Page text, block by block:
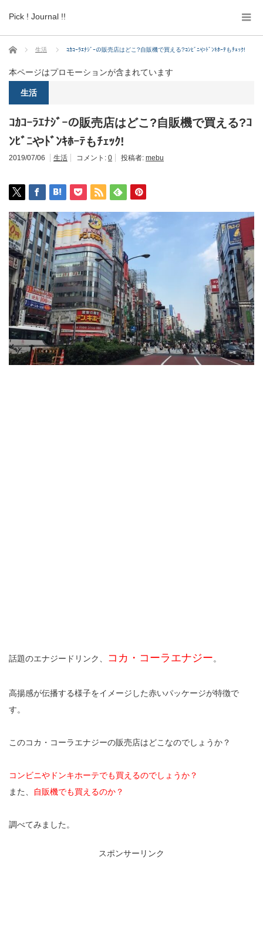
Pick ! Journal !!
ホーム 生活 ｺｶｺｰﾗｴﾅｼﾞｰの販売店はどこ?自販機で買える?ｺﾝﾋﾞﾆやﾄﾞﾝｷﾎｰﾃもﾁｪｯｸ!
本ページはプロモーションが含まれています
生活
ｺｶｺｰﾗｴﾅｼﾞｰの販売店はどこ?自販機で買える?ｺ
ﾝﾋﾞﾆやﾄﾞﾝｷﾎｰﾃもﾁｪｯｸ!
2019/07/06 生活 コメント: 0 投稿者: mebu
話題のエナジードリンク、 コカ・コーラエナジー。
高揚感が伝播する様子をイメージした赤いパッケージが特徴で
す。
このコカ・コーラエナジーの販売店はどこなのでしょうか？
コンビニやドンキホーテでも買えるのでしょうか？
また、
自販機でも買えるのか？
調べてみました。
スポンサーリンク